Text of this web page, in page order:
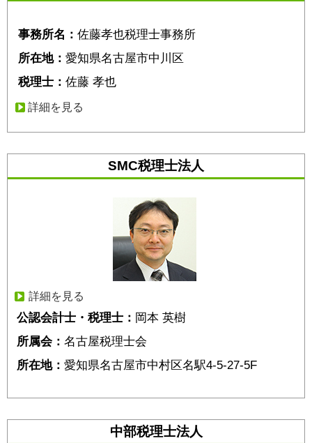
事務所名： 佐藤孝也税理士事務所
所在地： 愛知県名古屋市中川区
税理士： 佐藤 孝也
詳細を見る
SMC税理士法人
詳細を見る
公認会計士・税理士： 岡本 英樹
所属会： 名古屋税理士会
所在地： 愛知県名古屋市中村区名駅4-5-27-5F
中部税理士法人